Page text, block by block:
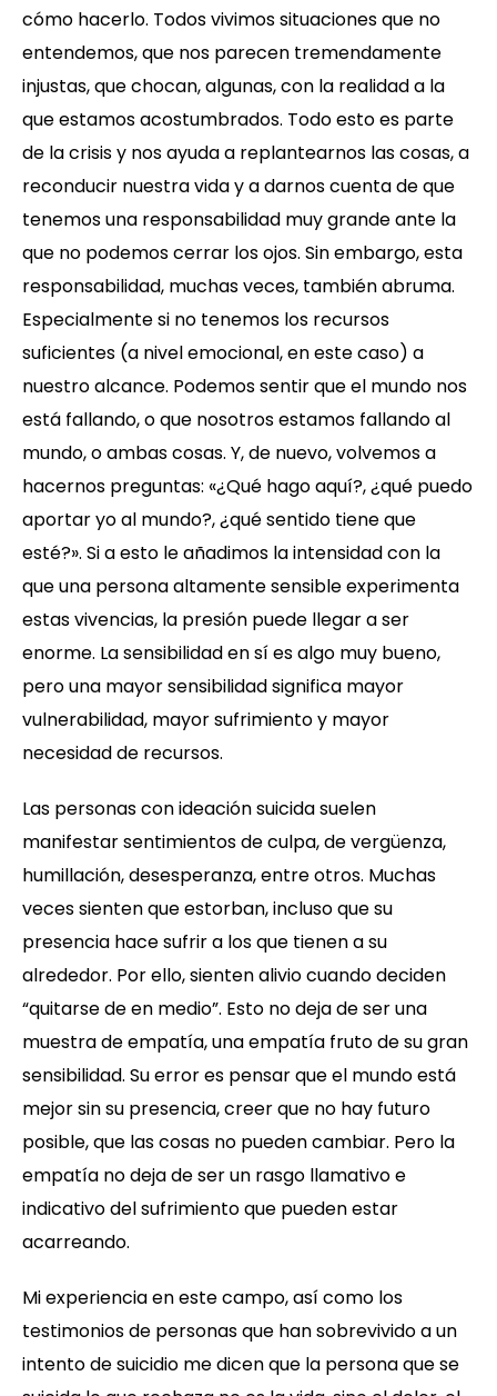
cómo hacerlo. Todos vivimos situaciones que no
entendemos, que nos parecen tremendamente
injustas, que chocan, algunas, con la realidad a la
que estamos acostumbrados. Todo esto es parte
de la crisis y nos ayuda a replantearnos las cosas, a
reconducir nuestra vida y a darnos cuenta de que
tenemos una responsabilidad muy grande ante la
que no podemos cerrar los ojos. Sin embargo, esta
responsabilidad, muchas veces, también abruma.
Especialmente si no tenemos los recursos
suficientes (a nivel emocional, en este caso) a
nuestro alcance. Podemos sentir que el mundo nos
está fallando, o que nosotros estamos fallando al
mundo, o ambas cosas. Y, de nuevo, volvemos a
hacernos preguntas: «¿Qué hago aquí?, ¿qué puedo
aportar yo al mundo?, ¿qué sentido tiene que
esté?». Si a esto le añadimos la intensidad con la
que una persona altamente sensible experimenta
estas vivencias, la presión puede llegar a ser
enorme. La sensibilidad en sí es algo muy bueno,
pero una mayor sensibilidad significa mayor
vulnerabilidad, mayor sufrimiento y mayor
necesidad de recursos.
Las personas con ideación suicida suelen
manifestar sentimientos de culpa, de vergüenza,
humillación, desesperanza, entre otros. Muchas
veces sienten que estorban, incluso que su
presencia hace sufrir a los que tienen a su
alrededor. Por ello, sienten alivio cuando deciden
“quitarse de en medio”. Esto no deja de ser una
muestra de empatía, una empatía fruto de su gran
sensibilidad. Su error es pensar que el mundo está
mejor sin su presencia, creer que no hay futuro
posible, que las cosas no pueden cambiar. Pero la
empatía no deja de ser un rasgo llamativo e
indicativo del sufrimiento que pueden estar
acarreando.
Mi experiencia en este campo, así como los
testimonios de personas que han sobrevivido a un
intento de suicidio me dicen que la persona que se